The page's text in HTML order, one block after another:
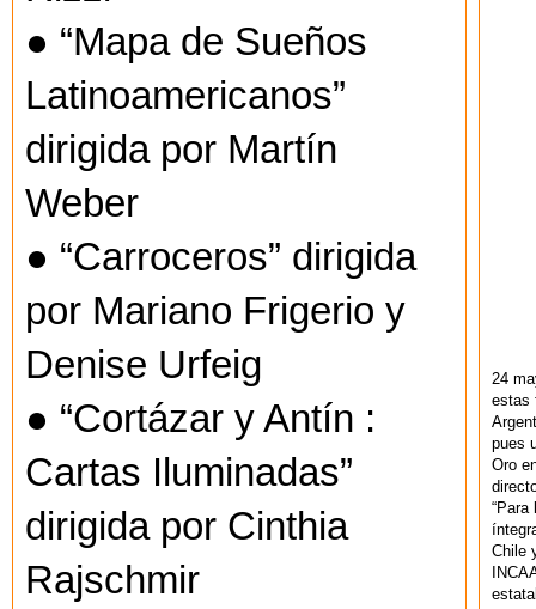
● “Mapa de Sueños
Latinoamericanos”
dirigida por Martín
Weber
● “Carroceros” dirigida
por Mariano Frigerio y
Denise Urfeig
● “Cortázar y Antín :
Cartas Iluminadas”
dirigida por Cinthia
Rajschmir
24
estas
pues
Oro
“Para
Chile